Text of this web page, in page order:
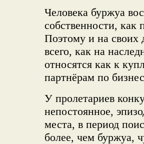
Человека буржуа
собственности, как
Поэтому и на своих
всего, как на
относятся как к
партнёрам по
У пролетариев
непостоянное,
места, в период
более, чем буржуа,